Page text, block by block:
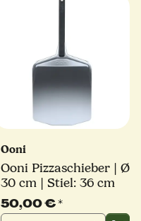
Ooni
Ooni Pizzaschieber | Ø
30 cm | Stiel: 36 cm
50,00 €*